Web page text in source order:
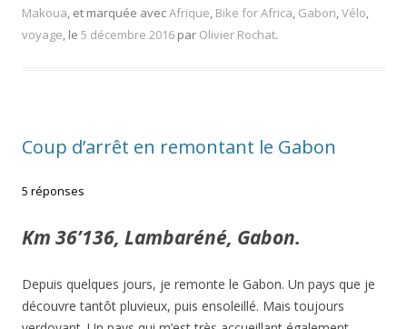
Makoua, et marquée avecAfrique, Bike for Africa, Gabon,Vélo,
voyage, le 5 décembre 2016 par Olivier Rochat.
Coup d’arrêt en remontant le Gabon
5 réponses
Km 36’136, Lambaréné, Gabon.
Depuis quelques jours, je remonte le Gabon. Un pays que je
découvre tantôt pluvieux, puis ensoleillé. Mais toujours